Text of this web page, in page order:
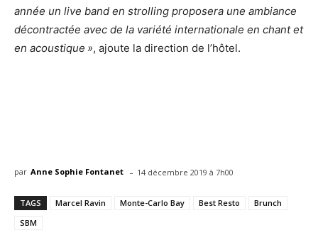
année un live band en strolling proposera une ambiance
décontractée avec de la variété internationale en chant et
en acoustique », ajoute la direction de l’hôtel.
par Anne Sophie Fontanet - 14 décembre 2019 à 7h00
TAGS Marcel Ravin Monte-Carlo Bay Best Resto
Brunch
SBM